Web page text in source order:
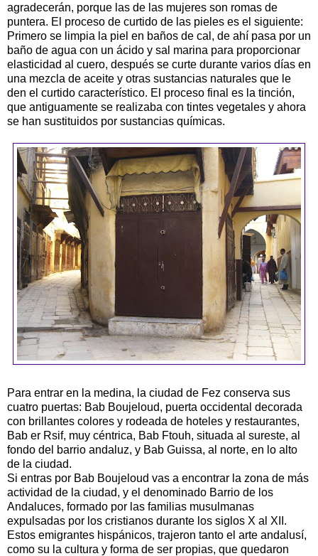
agradecerán, porque las de las mujeres son romas de
puntera. El proceso de curtido de las pieles es el siguiente:
Primero se limpia la piel en baños de cal, de ahí pasa por un
baño de agua con un ácido y sal marina para proporcionar
elasticidad al cuero, después se curte durante varios días en
una mezcla de aceite y otras sustancias naturales que le
den el curtido característico. El proceso final es la tinción,
que antiguamente se realizaba con tintes vegetales y ahora
se han sustituidos por sustancias químicas.
Para entrar en la medina, la ciudad de Fez conserva sus
cuatro puertas: Bab Boujeloud, puerta occidental decorada
con brillantes colores y rodeada de hoteles y restaurantes,
Bab er Rsif, muy céntrica, Bab Ftouh, situada al sureste, al
fondo del barrio andaluz, y Bab Guissa, al norte, en lo alto
de la ciudad.
Si entras por Bab Boujeloud vas a encontrar la zona de más
actividad de la ciudad, y el denominado Barrio de los
Andaluces, formado por las familias musulmanas
expulsadas por los cristianos durante los siglos X al XII.
Estos emigrantes hispánicos, trajeron tanto el arte andalusí,
como su la cultura y forma de ser propias, que quedaron